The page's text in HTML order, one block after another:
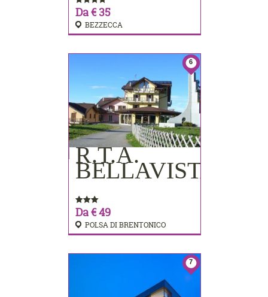
Da € 35
BEZZECCA
6
R.T.A.
BELLAVISTA
Da € 49
POLSA DI BRENTONICO
PRENOTA
7